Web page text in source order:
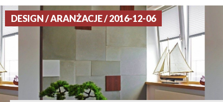
DESIGN / ARANŻACJE / 2016-12-06